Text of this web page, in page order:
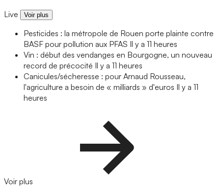
Live Voir plus
Pesticides : la métropole de Rouen porte plainte contre
BASF pour pollution aux PFAS Il y a 11 heures
Vin : début des vendanges en Bourgogne, un nouveau
record de précocité Il y a 11 heures
Canicules/sécheresse : pour Arnaud Rousseau,
l'agriculture a besoin de « milliards » d'euros Il y a 11
heures
Voir plus